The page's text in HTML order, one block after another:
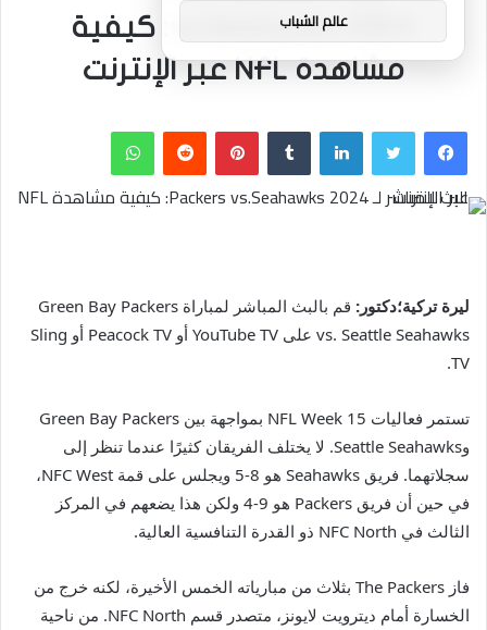
vs.Seahawks 2024: كيفية
مشاهدة NFL عبر الإنترنت
فيسبوكتويتر لينكدإن بينتيريست واتساب
ليرة تركية؛دكتور:
قم بالبث المباشر لمباراة Green Bay Packers
vs. Seattle Seahawks على YouTube TV أو Peacock TV أو Sling
TV.
تستمر فعاليات NFL Week 15 بمواجهة بين Green Bay Packers
وSeattle Seahawks. لا يختلف الفريقان كثيرًا عندما تنظر إلى
سجلاتهما. فريق Seahawks هو 8-5 ويجلس على قمة NFC West،
في حين أن فريق Packers هو 9-4 ولكن هذا يضعهم في المركز
الثالث في NFC North ذو القدرة التنافسية العالية.
فاز The Packers بثلاث من مبارياته الخمس الأخيرة، لكنه خرج من
الخسارة أمام ديترويت لايونز، متصدر قسم NFC North. من ناحية
عالم الشباب